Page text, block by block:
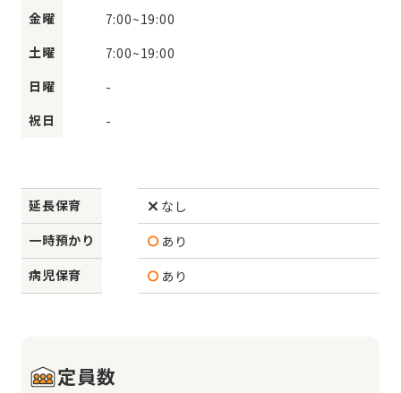
金曜
7:00~19:00
土曜
7:00~19:00
日曜
-
祝日
-
延長保育
なし
一時預かり
あり
病児保育
あり
定員数